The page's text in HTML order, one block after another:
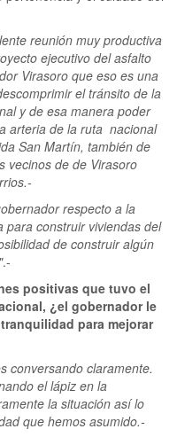
reunión muy productiva
ejecutivo del asfalto
Virasoro que eso es una
el tránsito de la
y de esa manera poder
arteria de la ruta nacional
San Martín, también de
vecinos de de Virasoro
respecto a la
para construir viviendas del
de construir algún
.-
positivas que tuvo el
¿el gobernador le
para mejorar
conversando claramente.
el lápiz en la
la situación así lo
que hemos asumido.-